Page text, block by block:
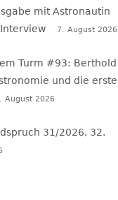
mit Astronautin
7. August 2026
Turm #93: Berthold
und die erste
August 2026
31/2026, 32.